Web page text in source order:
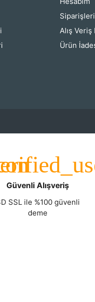
Alış Veriş
Ürün
Güvenli Alışveriş
SSL ile %100 güvenli
deme